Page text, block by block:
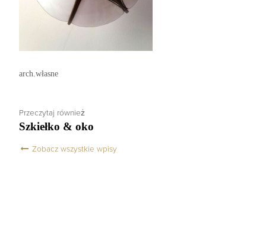
arch.własne
Przeczytaj również
Szkiełko & oko
Zobacz wszystkie wpisy